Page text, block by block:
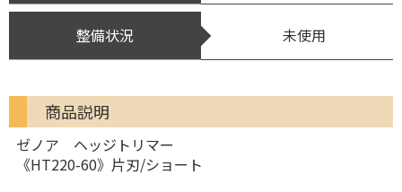
整備状況 未使用
商品説明
ゼノア ヘッジトリマー
《HT220-60》片刃/ショート